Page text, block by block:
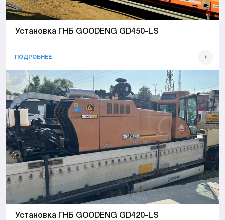
Установка ГНБ GOODENG GD450-LS
ПОДРОБНЕЕ
Установка ГНБ GOODENG GD420-LS